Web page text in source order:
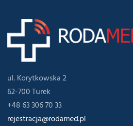
ul. Korytkowska 2
62-700 Turek
+48 63 306 70 33
rejestracja@rodamed.pl